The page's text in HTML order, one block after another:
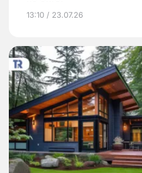
13:10 / 23.07.26